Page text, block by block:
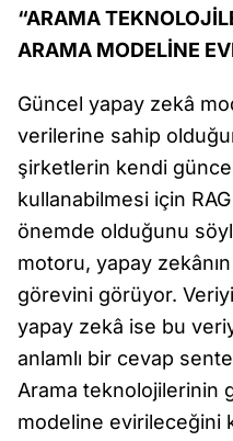
“ARAMA
ARAMA MODELİNE
Güncel yapay zekâ
verilerine sahip
şirketlerin kendi
kullanabilmesi için
önemde olduğunu
motoru, yapay
görevini görüyor.
yapay zekâ ise bu
anlamlı bir cevap
Arama teknolojilerinin
modeline evirileceğini